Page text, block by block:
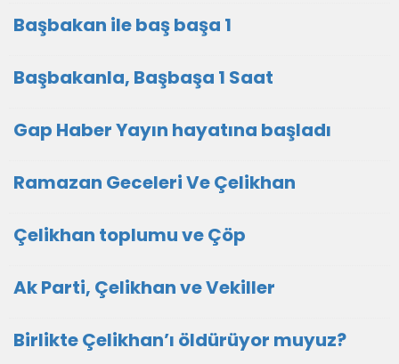
Başbakan ile baş başa 1
Başbakanla, Başbaşa 1 Saat
Gap Haber Yayın hayatına başladı
Ramazan Geceleri Ve Çelikhan
Çelikhan toplumu ve Çöp
Ak Parti, Çelikhan ve Vekiller
Birlikte Çelikhan’ı öldürüyor muyuz?